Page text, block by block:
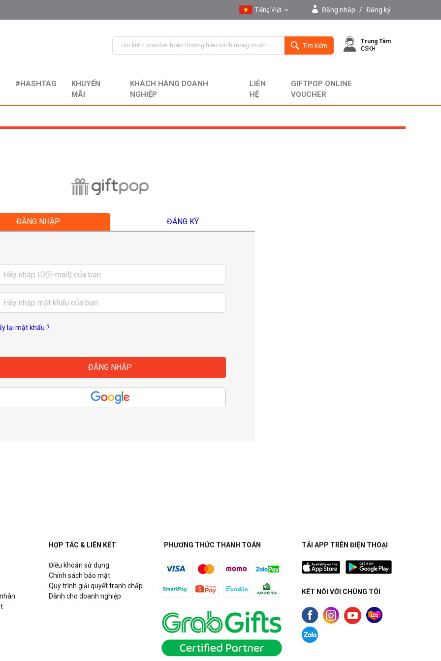
Tiếng Việt
English
Đăng nhập / Đăng ký
Tìm kiếm
Trung Tâm
CSKH
#HASHTAG
KHUYẾN
MÃI
KHÁCH HÀNG DOANH
NGHIỆP
LIÊN
HỆ
GIFTPOP ONLINE
VOUCHER
ĐĂNG NHẬP ĐĂNG KÝ
lại mật khẩu ?
HỢP TÁC & LIÊN KẾT
Điều khoản sử dụng
Chính sách bảo mật
Quy trình giải quyết tranh chấp
Dành cho doanh nghiệp
PHƯƠNG THỨC THANH TOÁN TẢI APP TRÊN ĐIỆN THOẠI
KẾT NỐI VỚI CHÚNG TÔI